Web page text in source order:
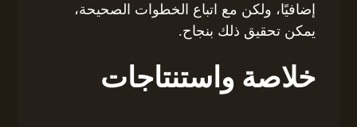
إضافيًا، ولكن مع اتباع الخطوات الصحيحة،
يمكن تحقيق ذلك بنجاح.
خلاصة واستنتاجات